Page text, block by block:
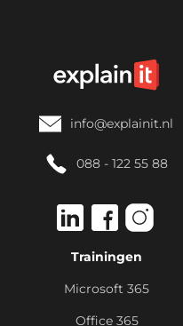
info@explainit.nl
088 - 122 55 88
Trainingen
Microsoft 365
Office 365